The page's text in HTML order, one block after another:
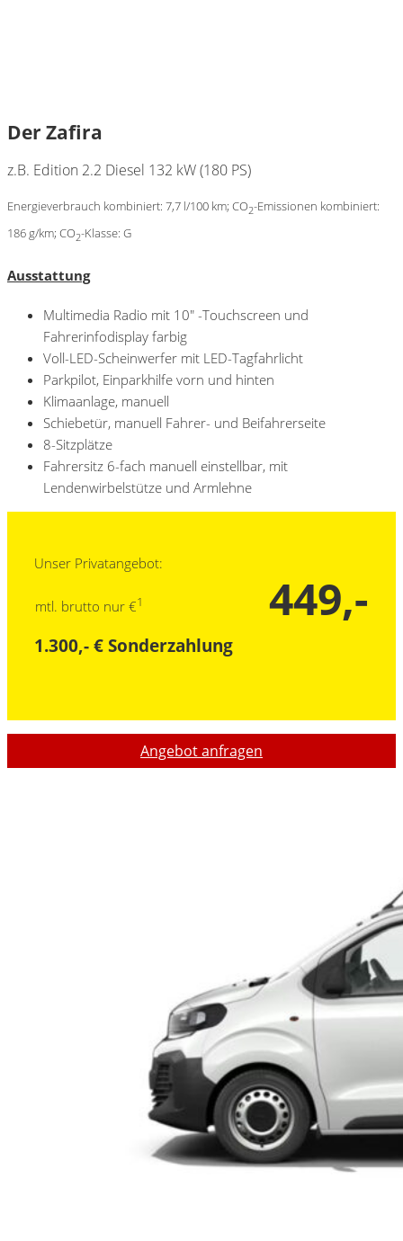
Der Zafira
z.B. Edition 2.2 Diesel 132 kW (180 PS)
Energieverbrauch kombiniert: 7,7 l/100 km; CO2-Emissionen kombiniert:
186 g/km; CO2-Klasse: G
Ausstattung
Multimedia Radio mit 10″ -Touchscreen und
Fahrerinfodisplay farbig
Voll-LED-Scheinwerfer mit LED-Tagfahrlicht
Parkpilot, Einparkhilfe vorn und hinten
Klimaanlage, manuell
Schiebetür, manuell Fahrer- und Beifahrerseite
8-Sitzplätze
Fahrersitz 6-fach manuell einstellbar, mit
Lendenwirbelstütze und Armlehne
Unser Privatangebot:
mtl. brutto nur €1 449,-
1.300,- € Sonderzahlung
Angebot anfragen